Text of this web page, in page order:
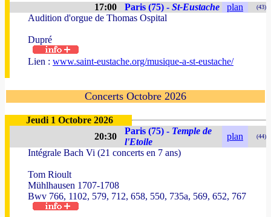
17:00 Paris (75) - St-Eustache plan (43)
Audition d'orgue de Thomas Ospital
Dupré
Lien : www.saint-eustache.org/musique-a-st-eustache/
Concerts Octobre 2026
Jeudi 1 Octobre 2026
20:30
Paris (75) - Temple de
l'Etoile
plan (44)
Intégrale Bach Vi (21 concerts en 7 ans)
Tom Rioult
Mühlhausen 1707-1708
Bwv 766, 1102, 579, 712, 658, 550, 735a, 569, 652, 767